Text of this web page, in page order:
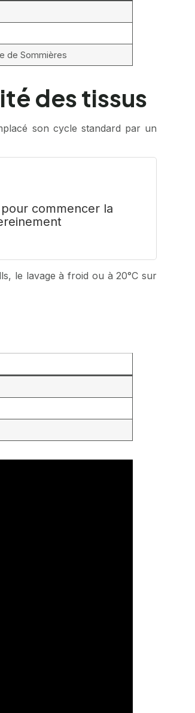
de Sommières
des tissus
son cycle standard par un
commencer la
le lavage à froid ou à 20°C sur